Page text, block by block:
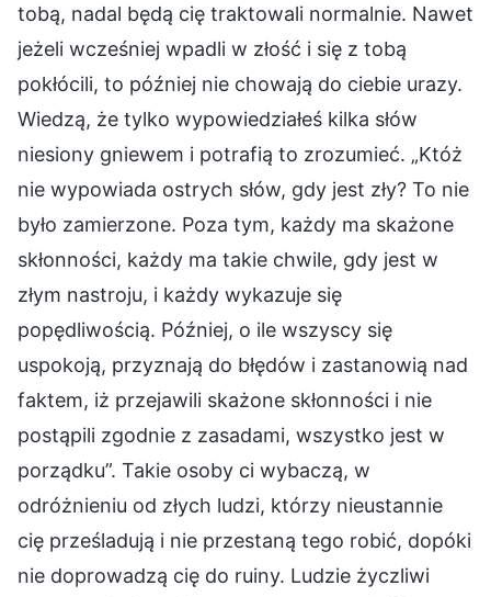
tobą, nadal będą cię traktowali normalnie. Nawet
jeżeli wcześniej wpadli w złość i się z tobą
pokłócili, to później nie chowają do ciebie urazy.
Wiedzą, że tylko wypowiedziałeś kilka słów
niesiony gniewem i potrafią to zrozumieć. „Któż
nie wypowiada ostrych słów, gdy jest zły? To nie
było zamierzone. Poza tym, każdy ma skażone
skłonności, każdy ma takie chwile, gdy jest w
złym nastroju, i każdy wykazuje się
popędliwością. Później, o ile wszyscy się
uspokoją, przyznają do błędów i zastanowią nad
faktem, iż przejawili skażone skłonności i nie
postąpili zgodnie z zasadami, wszystko jest w
porządku”. Takie osoby ci wybaczą, w
odróżnieniu od złych ludzi, którzy nieustannie
cię prześladują i nie przestaną tego robić, dopóki
nie doprowadzą cię do ruiny. Ludzie życzliwi